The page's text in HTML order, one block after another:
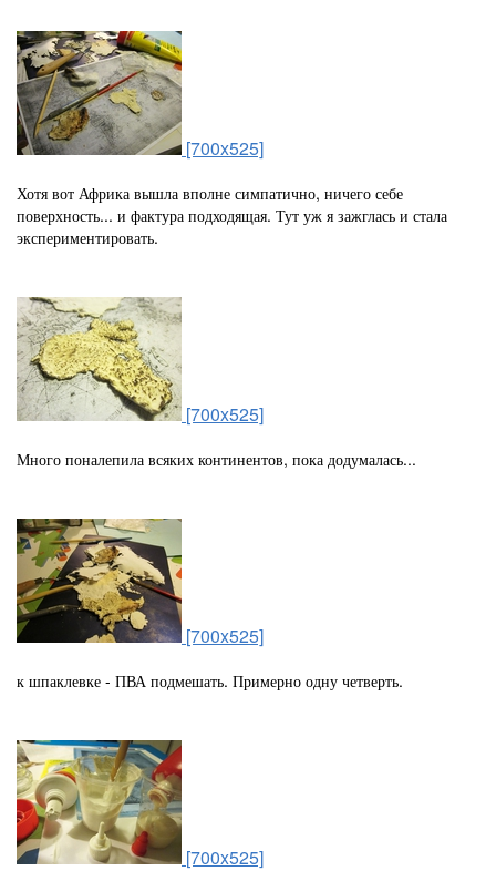
[700x525]
Хотя вот Африка вышла вполне симпатично, ничего себе
поверхность... и фактура подходящая. Тут уж я зажглась и стала
экспериментировать.
[700x525]
Много поналепила всяких континентов, пока додумалась...
[700x525]
к шпаклевке - ПВА подмешать. Примерно одну четверть.
[700x525]